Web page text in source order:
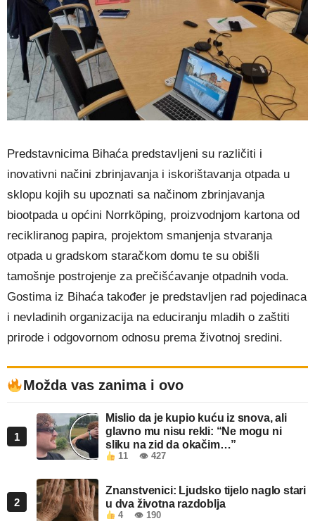
Predstavnicima Bihaća predstavljeni su različiti i
inovativni načini zbrinjavanja i iskorištavanja otpada u
sklopu kojih su upoznati sa načinom zbrinjavanja
biootpada u općini Norrköping, proizvodnjom kartona od
recikliranog papira, projektom smanjenja stvaranja
otpada u gradskom staračkom domu te su obišli
tamošnje postrojenje za prečišćavanje otpadnih voda.
Gostima iz Bihaća također je predstavljen rad pojedinaca
i nevladinih organizacija na educiranju mladih o zaštiti
prirode i odgovornom odnosu prema životnoj sredini.
Možda vas zanima i ovo
1
Mislio da je kupio kuću iz snova, ali
glavno mu nisu rekli: “Ne mogu ni
sliku na zid da okačim…”
11 👁 427
2
Znanstvenici: Ljudsko tijelo naglo stari
u dva životna razdoblja
4 👁 190